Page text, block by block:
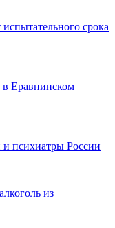
срока
в Еравнинском
и психиатры России
из